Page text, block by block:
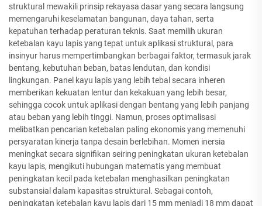
struktural mewakili prinsip rekayasa dasar yang secara langsung
memengaruhi keselamatan bangunan, daya tahan, serta
kepatuhan terhadap peraturan teknis. Saat memilih ukuran
ketebalan kayu lapis yang tepat untuk aplikasi struktural, para
insinyur harus mempertimbangkan berbagai faktor, termasuk jarak
bentang, kebutuhan beban, batas lendutan, dan kondisi
lingkungan. Panel kayu lapis yang lebih tebal secara inheren
memberikan kekuatan lentur dan kekakuan yang lebih besar,
sehingga cocok untuk aplikasi dengan bentang yang lebih panjang
atau beban yang lebih tinggi. Namun, proses optimalisasi
melibatkan pencarian ketebalan paling ekonomis yang memenuhi
persyaratan kinerja tanpa desain berlebihan. Momen inersia
meningkat secara signifikan seiring peningkatan ukuran ketebalan
kayu lapis, mengikuti hubungan matematis yang membuat
peningkatan kecil pada ketebalan menghasilkan peningkatan
substansial dalam kapasitas struktural. Sebagai contoh,
peningkatan ketebalan kayu lapis dari 15 mm menjadi 18 mm dapat